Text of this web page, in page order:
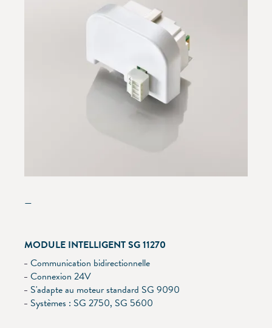
—
MODULE INTELLIGENT SG 11270
Communication bidirectionnelle
Connexion 24V
S'adapte au moteur standard SG 9090
Systèmes : SG 2750, SG 5600